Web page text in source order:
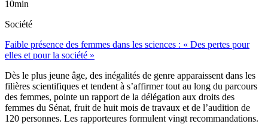
10min
Société
Faible présence des femmes dans les sciences : « Des pertes pour
elles et pour la société »
Dès le plus jeune âge, des inégalités de genre apparaissent dans les
filières scientifiques et tendent à s’affirmer tout au long du parcours
des femmes, pointe un rapport de la délégation aux droits des
femmes du Sénat, fruit de huit mois de travaux et de l’audition de
120 personnes. Les rapporteures formulent vingt recommandations.